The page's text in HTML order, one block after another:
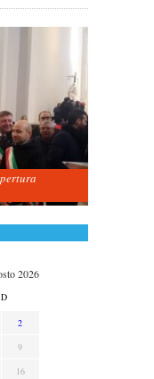
2026
D
2
9
16